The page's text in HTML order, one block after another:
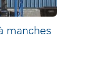
manches